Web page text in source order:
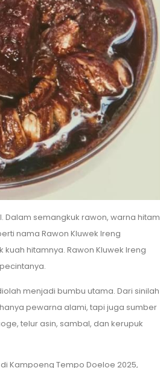
Dalam semangkuk rawon, warna hitam
nama Rawon Kluwek Ireng
hitamnya. Rawon Kluwek Ireng
menjadi bumbu utama. Dari sinilah
pewarna alami, tapi juga sumber
telur asin, sambal, dan kerupuk
Kampoeng Tempo Doeloe 2025,